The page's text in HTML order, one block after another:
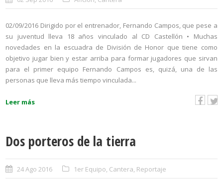
02/09/2016 Dirigido por el entrenador, Fernando Campos, que pese a
su juventud lleva 18 años vinculado al CD Castellón • Muchas
novedades en la escuadra de División de Honor que tiene como
objetivo jugar bien y estar arriba para formar jugadores que sirvan
para el primer equipo Fernando Campos es, quizá, una de las
personas que lleva más tiempo vinculada...
Leer más
Dos porteros de la tierra
24 Ago 2016 1er Equipo, Cantera, Reportaje